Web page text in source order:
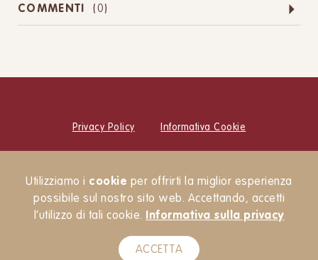
Utilizziamo i cookie per offrirti la miglior esperienza
possibile sul nostro sito web. Accettando, accetti
l’utilizzo di tali cookie. Informativa sulla privacy
ACCETTA
COMMENTI (0)
Privacy Policy Informativa Cookie
Newsletter